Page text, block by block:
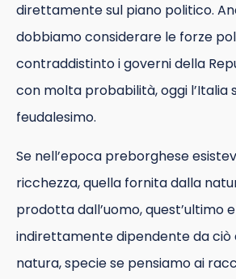
direttamente sul piano politico.
dobbiamo considerare le forze
contraddistinto i governi della
con molta probabilità, oggi l’Italia
feudalesimo.
Se nell’epoca preborghese
ricchezza, quella fornita dalla
prodotta dall’uomo, quest’ultimo
indirettamente dipendente da ciò
natura, specie se pensiamo ai